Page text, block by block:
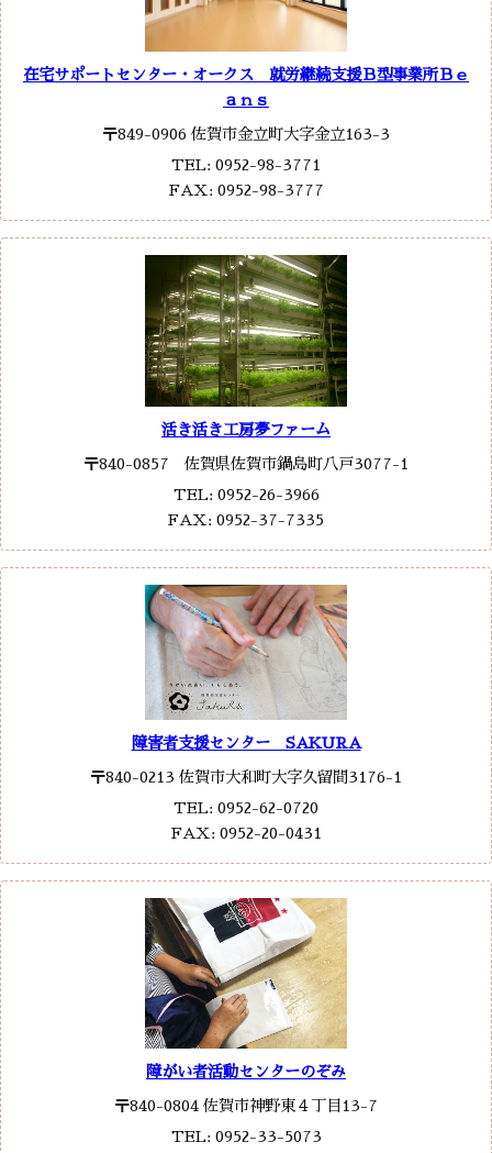
在宅サポートセンター・オークス 就労継続支援Ｂ型事業所Ｂｅ
ａｎｓ
〒849-0906 佐賀市金立町大字金立163-3
TEL: 0952-98-3771
FAX: 0952-98-3777
活き活き工房夢ファーム
〒840-0857 佐賀県佐賀市鍋島町八戸3077-1
TEL: 0952-26-3966
FAX: 0952-37-7335
障害者支援センター SAKURA
〒840-0213 佐賀市大和町大字久留間3176-1
TEL: 0952-62-0720
FAX: 0952-20-0431
障がい者活動センターのぞみ
〒840-0804 佐賀市神野東４丁目13-7
TEL: 0952-33-5073